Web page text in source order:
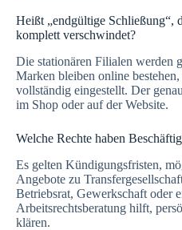
Heißt „endgültige Schließung“,
komplett verschwindet?
Die stationären Filialen werden
Marken bleiben online
vollständig eingestellt. Der
im Shop oder auf der Website.
Welche Rechte haben
Es gelten Kündigungsfristen,
Angebote zu
Betriebsrat, Gewerkschaft oder
Arbeitsrechtsberatung hilft,
klären.